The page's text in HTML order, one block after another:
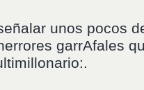
unos pocos
garrAfales